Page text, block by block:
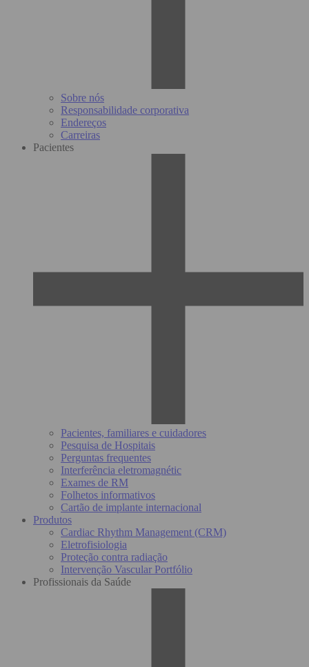
Sobre nós
Responsabilidade corporativa
Endereços
Carreiras
Pacientes
Pacientes, familiares e cuidadores
Pesquisa de Hospitais
Perguntas frequentes
Interferência eletromagnétic
Exames de RM
Folhetos informativos
Cartão de implante internacional
Produtos
Cardiac Rhythm Management (CRM)
Eletrofisiologia
Proteção contra radiação
Intervenção Vascular Portfólio
Profissionais da Saúde